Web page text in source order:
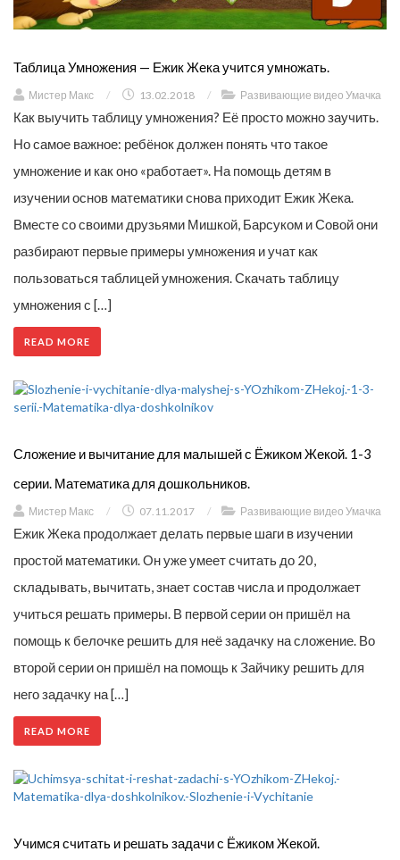
Таблица Умножения — Ежик Жека учится умножать.
Мистер Макс / 13.02.2018 / Развивающие видео Умачка
Как выучить таблицу умножения? Её просто можно заучить.
Но самое важное: ребёнок должен понять что такое
умножение и как оно «работает». На помощь детям в
изучении основ математики снова приходит Ежик Жека.
Вместе со своими друзьями Мишкой, Барсуком и Совой они
разбирают первые примеры умножения и учат как
пользоваться таблицей умножения. Скачать таблицу
умножения с […]
READ MORE
Сложение и вычитание для малышей с Ёжиком Жекой. 1-3
серии. Математика для дошкольников.
Мистер Макс / 07.11.2017 / Развивающие видео Умачка
Ежик Жека продолжает делать первые шаги в изучении
простой математики. Он уже умеет считать до 20,
складывать, вычитать, знает состав числа и продолжает
учиться решать примеры. В первой серии он пришёл на
помощь к белочке решить для неё задачку на сложение. Во
второй серии он пришёл на помощь к Зайчику решить для
него задачку на […]
READ MORE
Учимся считать и решать задачи с Ёжиком Жекой.